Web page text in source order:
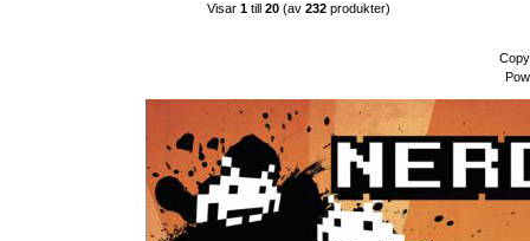
Visar 1 till 20 (av 232 produkter)